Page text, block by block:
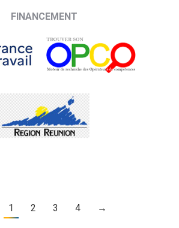
FINANCEMENT
1 2 3 4 →